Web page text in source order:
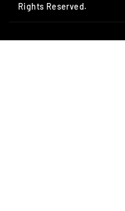
Rights Reserved.